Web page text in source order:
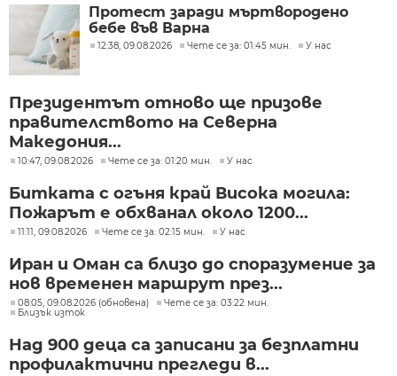
Протест заради мъртвородено
бебе във Варна
12:38, 09.08.2026 Чете се за: 01:45 мин. У нас
Президентът отново ще призове
правителството на Северна
Македония...
10:47, 09.08.2026 Чете се за: 01:20 мин. У нас
Битката с огъня край Висока могила:
Пожарът е обхванал около 1200...
11:11, 09.08.2026 Чете се за: 02:15 мин. У нас
Иран и Оман са близо до споразумение за
нов временен маршрут през...
08:05, 09.08.2026 (обновена)
Чете се за: 03:22 мин.
Близък изток
Над 900 деца са записани за безплатни
профилактични прегледи в...